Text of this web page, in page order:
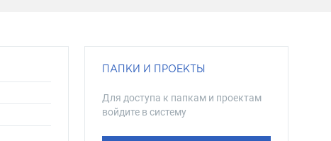
ПАПКИ И ПРОЕКТЫ
Для доступа к папкам и проектам
войдите в систему